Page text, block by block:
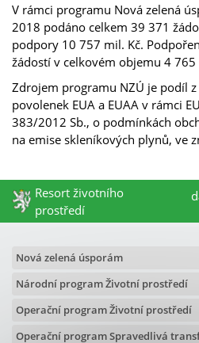
V rámci programu Nová zelená
2018 podáno celkem 39 371
podpory 10 757 mil. Kč.
žádostí v celkovém objemu 4 765
Zdrojem programu NZÚ je podíl
povolenek EUA a EUAA v rámci
383/2012 Sb., o podmínkách
na emise skleníkových plynů, ve
Resort životního
prostředí
Nová zelená úsporám
Národní program Životní prostředí
Operační program Životní prostředí
Operační program Spravedlivá